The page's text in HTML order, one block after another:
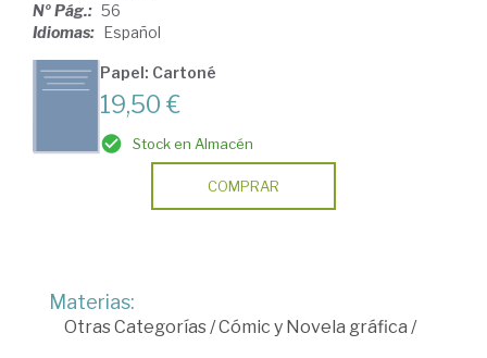
Nº Pág.: 56
Idiomas: Español
Papel: Cartoné
19,50 €
Stock en Almacén
COMPRAR
Materias:
Otras Categorías/Cómic y Novela gráfica /